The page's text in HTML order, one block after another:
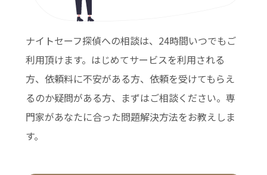
ナイトセーフ探偵への相談は、24時間いつでもご
利用頂けます。はじめてサービスを利用される
方、依頼料に不安がある方、依頼を受けてもらえ
るのか疑問がある方、まずはご相談ください。専
門家があなたに合った問題解決方法をお教えしま
す。